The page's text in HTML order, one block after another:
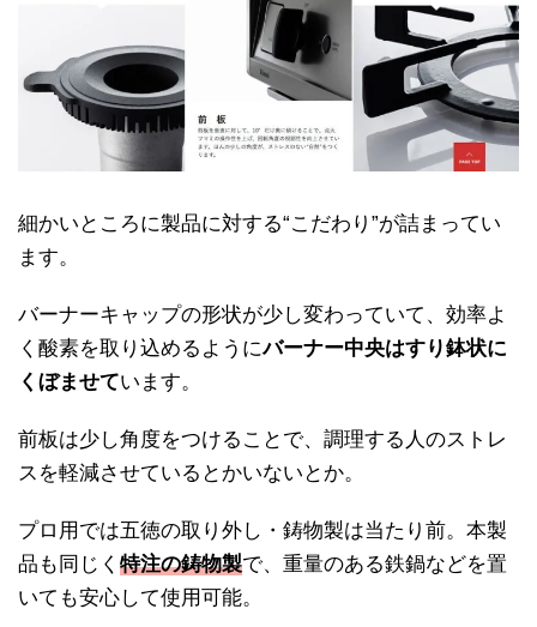
細かいところに製品に対する“こだわり”が詰まってい
ます。
バーナーキャップの形状が少し変わっていて、効率よ
く酸素を取り込めるようにバーナー中央はすり鉢状に
くぼませています。
前板は少し角度をつけることで、調理する人のストレ
スを軽減させているとかいないとか。
プロ用では五徳の取り外し・鋳物製は当たり前。本製
品も同じく 特注の鋳物製で、重量のある鉄鍋などを置
いても安心して使用可能。